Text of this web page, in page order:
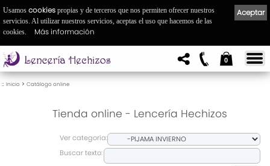
0
:: Inicio > Catálogo online
Tienda online - Lencería Hechizos
Ver categoría:
Buscar texto:
Aceptar
Usamos cookies propias y de terceros que nos permiten ofrecer nuestros
servicios. Al utilizar nuestros servicios, aceptas el uso que hacemos de las
cookies.
Más información